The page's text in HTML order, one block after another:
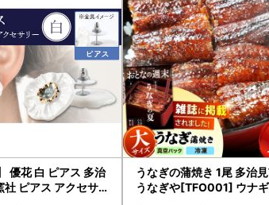
に必ずご確認ください】
ついて
字体または機種依存文字などが含まれている場合
化けが発生する可能性がございます。
ださい。
申請（ふるまど）】（推奨）
ーカードをお持ちの方は、郵送不要・即時完了する
優花 白 ピアス 多治
社 ピアス アクセサ
うなぎの蒲焼き 1尾 多治
うなぎや[TFO001] ウナギ